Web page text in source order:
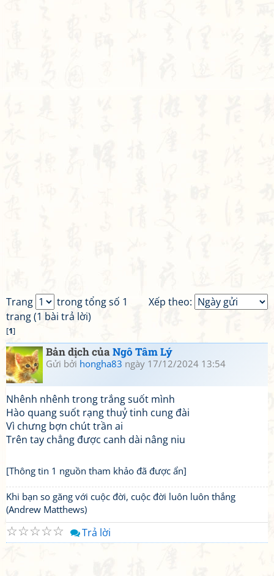
Xếp theo:
Trang
trong tổng số 1
trang (1 bài trả lời)
[1]
Bản dịch củaNgô Tâm Lý
Gửi bởi hongha83 ngày 17/12/2024 13:54
Nhênh nhênh trong trắng suốt mình
Hào quang suốt rạng thuỷ tinh cung đài
Vì chưng bợn chút trần ai
Trên tay chẳng được canh dài nâng niu
[Thông tin 1 nguồn tham khảo đã được ẩn]
Khi bạn so găng với cuộc đời, cuộc đời luôn luôn thắng
(Andrew Matthews)
☆
☆
☆
☆
☆ Trả lời